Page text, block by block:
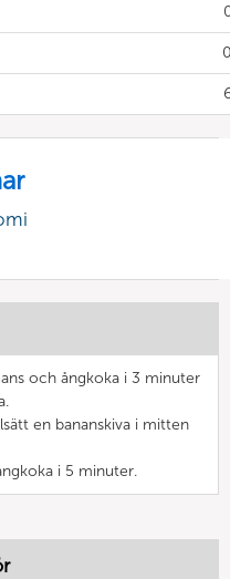
och ångkoka i 3 minuter
en bananskiva i mitten
i 5 minuter.